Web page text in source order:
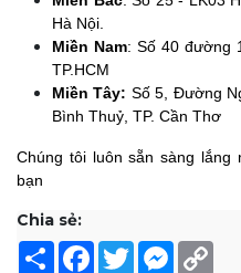
Hà Nội.
Miền Nam: Số 40 đường
TP.HCM
Miền Tây: Số 5, Đường
Bình Thuỷ, TP. Cần Thơ
Chúng tôi luôn sẵn sàng lắng
bạn
Chia sẻ:
Share Facebook
Twitter